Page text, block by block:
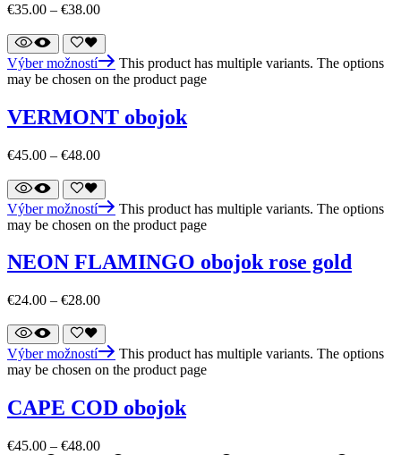
€35.00 – €38.00
Výber možností
This product has multiple variants. The options
may be chosen on the product page
VERMONT obojok
€45.00 – €48.00
Výber možností
This product has multiple variants. The options
may be chosen on the product page
NEON FLAMINGO obojok rose gold
€24.00 – €28.00
Výber možností
This product has multiple variants. The options
may be chosen on the product page
CAPE COD obojok
€45.00 – €48.00